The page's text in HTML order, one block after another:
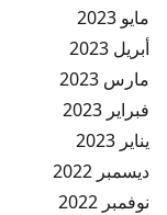
مايو 2023
أبريل 2023
مارس 2023
فبراير 2023
يناير 2023
ديسمبر 2022
نوفمبر 2022